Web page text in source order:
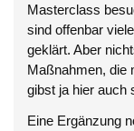
Masterclass
sind offenbar
geklärt. Aber
Maßnahmen, die
gibst ja hier auch
Eine Ergänzung